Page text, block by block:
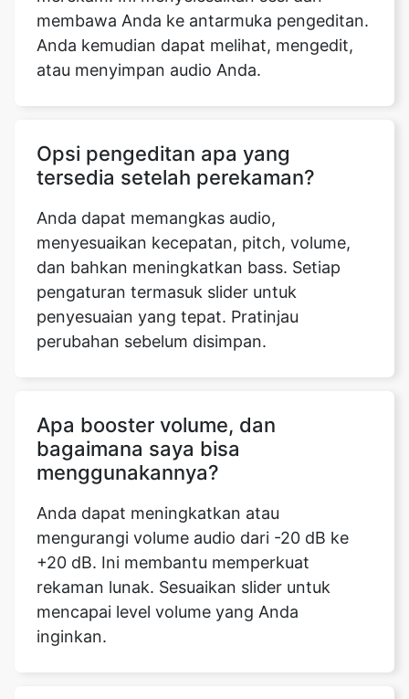
membawa Anda ke antarmuka pengeditan.
Anda kemudian dapat melihat, mengedit,
atau menyimpan audio Anda.
Opsi pengeditan apa yang
tersedia setelah perekaman?
Anda dapat memangkas audio,
menyesuaikan kecepatan, pitch, volume,
dan bahkan meningkatkan bass. Setiap
pengaturan termasuk slider untuk
penyesuaian yang tepat. Pratinjau
perubahan sebelum disimpan.
Apa booster volume, dan
bagaimana saya bisa
menggunakannya?
Anda dapat meningkatkan atau
mengurangi volume audio dari -20 dB ke
+20 dB. Ini membantu memperkuat
rekaman lunak. Sesuaikan slider untuk
mencapai level volume yang Anda
inginkan.